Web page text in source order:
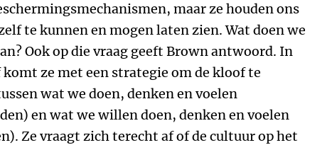
maar ze houden ons
te kunnen en mogen laten zien. Wat doen we
Ook op die vraag geeft Brown antwoord. In
ze met een strategie om de kloof te
wat we doen, denken en voelen
en wat we willen doen, denken en voelen
Ze vraagt zich terecht af of de cultuur op het